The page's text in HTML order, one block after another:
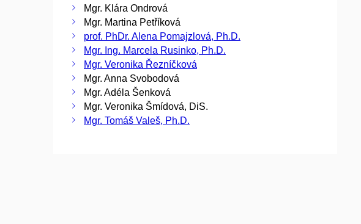
Mgr. Klára Ondrová
Mgr. Martina Petříková
prof. PhDr. Alena Pomajzlová, Ph.D.
Mgr. Ing. Marcela Rusinko, Ph.D.
Mgr. Veronika Řezníčková
Mgr. Anna Svobodová
Mgr. Adéla Šenková
Mgr. Veronika Šmídová, DiS.
Mgr. Tomáš Valeš, Ph.D.